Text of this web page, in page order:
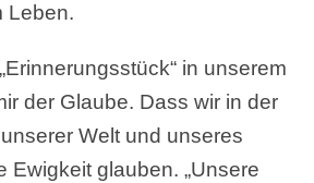
Leben.
in unserem
der Glaube. Dass wir in der
Welt und unseres
Ewigkeit glauben. „Unsere